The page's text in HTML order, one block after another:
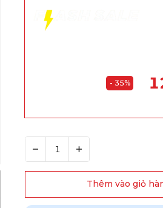
- 35%
Thêm vào giỏ